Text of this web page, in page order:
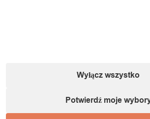
Wyłącz wszystko
Potwierdź moje